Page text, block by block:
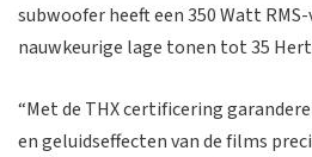
subwoofer heeft een 350 Watt
nauwkeurige lage tonen tot 35
“Met de THX certificering
en geluidseffecten van de films